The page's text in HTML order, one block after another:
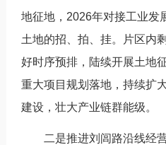
地征地，2026年对接工业发
土地的招、拍、挂。片区内
好时序预排，陆续开展土地
重大项目规划落地，持续扩
建设，壮大产业链群能级。
二是推进刘闾路沿线经营